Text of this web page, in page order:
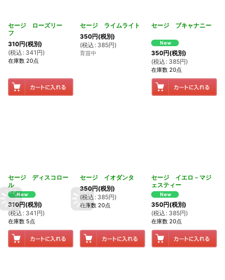
セージ ローズリー
フ
310円(税別)
(税込 : 341 円)
在庫数 20点
セージ ライムライト
350円(税別)
(税込 : 385円)
育苗中
セージ ブキャナニー
350円(税別)
(税込 : 385円)
在庫数 20点
セージ ディスコロー
ル
310円(税別)
(税込 : 341 円)
在庫数 5点
セージ イオダンタ
350円(税別)
(税込 : 385円)
在庫数 20点
セージ イエロ－マジ
ェスティー
350円(税別)
(税込 : 385円)
在庫数 20点